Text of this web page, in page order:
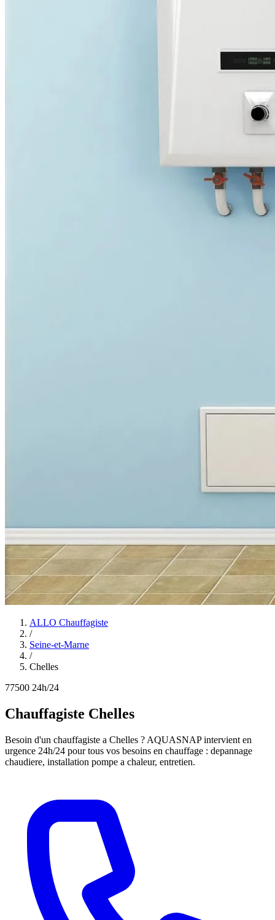
ALLO Chauffagiste
/
Seine-et-Marne
/
Chelles
77500 24h/24
Chauffagiste Chelles
Besoin d'un chauffagiste a Chelles ? AQUASNAP intervient en
urgence 24h/24 pour tous vos besoins en chauffage : depannage
chaudiere, installation pompe a chaleur, entretien.